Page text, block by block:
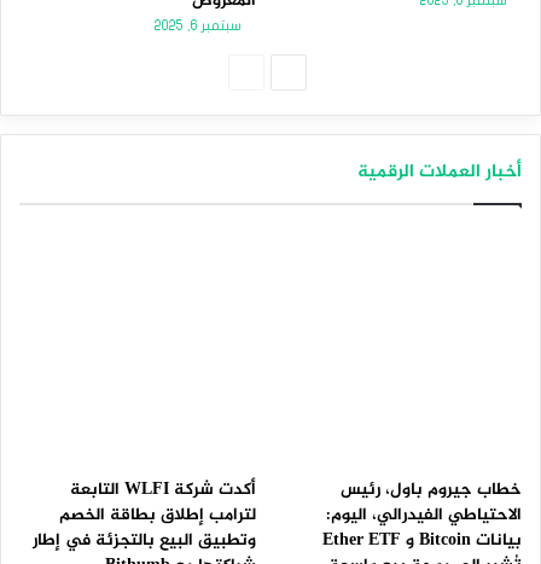
سبتمبر 6, 2025
أخبار العملات الرقمية
خطاب جيروم باول، رئيس
الاحتياطي الفيدرالي، اليوم:
بيانات Bitcoin و Ether ETF
أكدت شركة WLFI التابعة
لترامب إطلاق بطاقة الخصم
وتطبيق البيع بالتجزئة في إطار